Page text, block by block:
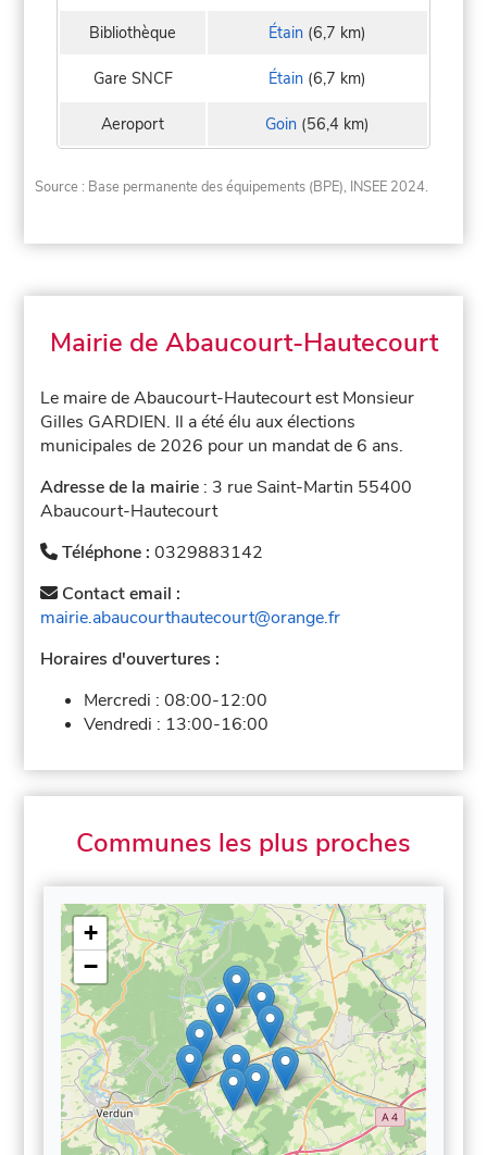
Bibliothèque Étain (6,7 km)
Gare SNCF Étain (6,7 km)
Aeroport Goin (56,4 km)
Source : Base permanente des équipements (BPE), INSEE 2024.
Mairie de Abaucourt-Hautecourt
Le maire de Abaucourt-Hautecourt est Monsieur
Gilles GARDIEN. Il a été élu aux élections
municipales de 2026 pour un mandat de 6 ans.
Adresse de la mairie : 3 rue Saint-Martin 55400
Abaucourt-Hautecourt
Téléphone :0329883142
Contact email :
mairie.abaucourthautecourt@orange.fr
Horaires d'ouvertures :
Mercredi :08:00-12:00
Vendredi : 13:00-16:00
Communes les plus proches
+
−